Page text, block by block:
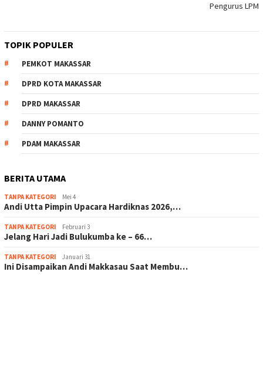
Pengurus LPM
TOPIK POPULER
PEMKOT MAKASSAR
DPRD KOTA MAKASSAR
DPRD MAKASSAR
DANNY POMANTO
PDAM MAKASSAR
BERITA UTAMA
TANPA KATEGORI Mei 4
Andi Utta Pimpin Upacara Hardiknas 2026,…
TANPA KATEGORI Februari 3
Jelang Hari Jadi Bulukumba ke – 66…
TANPA KATEGORI Januari 31
Ini Disampaikan Andi Makkasau Saat Membu…